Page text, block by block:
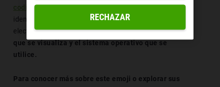
codificado en Unicode, lo que permite su
identificación por ordenadores y dispositivos
electrónicos.También influye la plataforma desde la
que se visualiza y el sistema operativo que se
utilice.
Para conocer más sobre este emoji o explorar sus
RECHAZAR